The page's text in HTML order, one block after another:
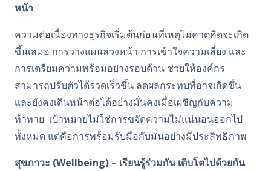
หน้า
ความต่อเนื่องทางธุรกิจเริ่มต้นก่อนที่เหตุไม่คาดคิดจะเกิด
ขึ้นเสมอ การวางแผนล่วงหน้า การเข้าใจความเสี่ยง และ
การเตรียมความพร้อมอย่างรอบด้าน ช่วยให้องค์กร
สามารถปรับตัวได้รวดเร็วขึ้น ลดผลกระทบที่อาจเกิดขึ้น
และยังคงเดินหน้าต่อได้อย่างมั่นคงเมื่อเผชิญกับความ
ท้าทาย เป้าหมายไม่ใช่การขจัดความไม่แน่นอนออกไป
ทั้งหมด แต่คือการพร้อมรับมือกับมันอย่างมีประสิทธิภาพ
สุขภาวะ (Wellbeing) – เรียนรู้ร่วมกัน เติบโตไปด้วยกัน